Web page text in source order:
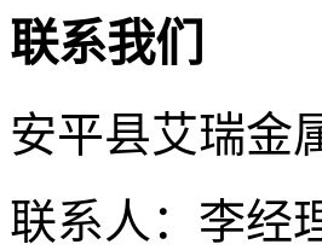
联系我们
安平县艾瑞金
联系人：李经